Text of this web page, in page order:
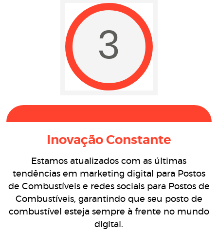
3
Inovação Constante
Estamos atualizados com as últimas
tendências em marketing digital para Postos
de Combustíveis e redes sociais para Postos de
Combustíveis, garantindo que seu posto de
combustível esteja sempre à frente no mundo
digital.